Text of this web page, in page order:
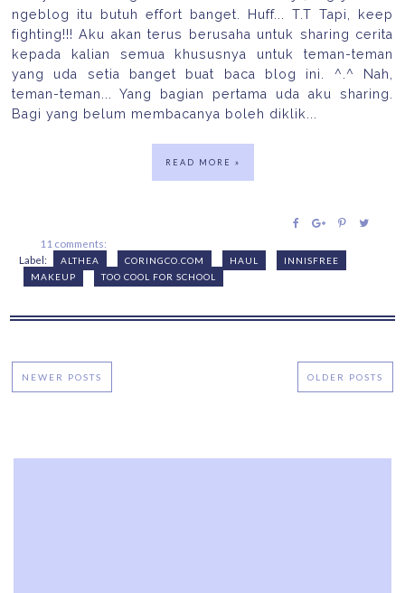
ngeblog itu butuh effort banget. Huff... T.T Tapi, keep
fighting!!! Aku akan terus berusaha untuk sharing cerita
kepada kalian semua khususnya untuk teman-teman
yang uda setia banget buat baca blog ini. ^.^ Nah,
teman-teman... Yang bagian pertama uda aku sharing.
Bagi yang belum membacanya boleh diklik...
READ MORE »
11 comments:
Label:
ALTHEA CORINGCO.COM HAUL
INNISFREE
MAKEUP
TOO COOL FOR SCHOOL
NEWER POSTS OLDER POSTS